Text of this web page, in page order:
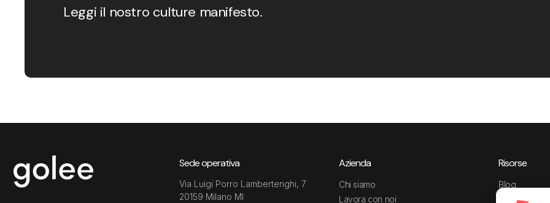
Leggi il nostro culture manifesto.
Sede operativa
Via Luigi Porro Lambertenghi, 7
20159 Milano MI
Azienda
Chi siamo
Lavora con noi
Risorse
Blog
Guide